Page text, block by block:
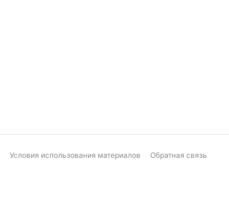
Условия использования материалов Обратная связь